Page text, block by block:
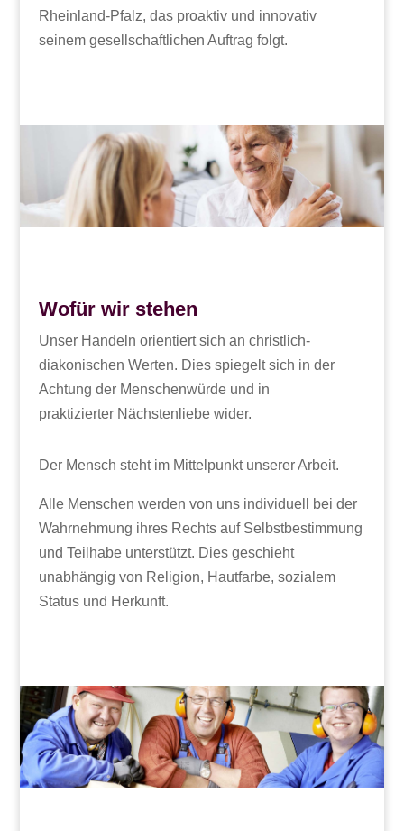
Rheinland-Pfalz, das proaktiv und innovativ
seinem gesellschaftlichen Auftrag folgt.
Wofür wir stehen
Unser Handeln orientiert sich an christlich-
diakonischen Werten. Dies spiegelt sich in der
Achtung der Menschenwürde und in
praktizierter Nächstenliebe wider.
Der Mensch steht im Mittelpunkt unserer Arbeit.
Alle Menschen werden von uns individuell bei der
Wahrnehmung ihres Rechts auf Selbstbestimmung
und Teilhabe unterstützt. Dies geschieht
unabhängig von Religion, Hautfarbe, sozialem
Status und Herkunft.